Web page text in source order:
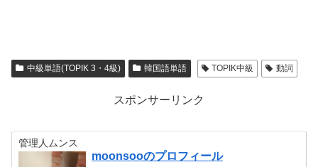
中級単語(TOPIK 3・4級) 韓国語単語 TOPIK中級 動詞
スポンサーリンク
管理人ムンス
moonsooのプロフィール